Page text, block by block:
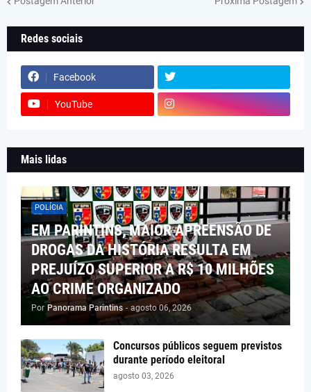
Redes sociais
Facebook
YouTube
Mais lidas
POLÍCIA
EM PARINTINS, MAIOR APREENSÃO DE
DROGAS DA HISTÓRIA RESULTA EM
PREJUÍZO SUPERIOR A R$ 10 MILHÕES
AO CRIME ORGANIZADO
Por Panorama Parintins - agosto 06, 2026
Concursos públicos seguem previstos
durante período eleitoral
agosto 03, 2026